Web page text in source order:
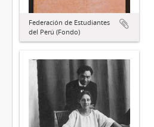
Federación de Estudiantes
del Perú (Fondo)